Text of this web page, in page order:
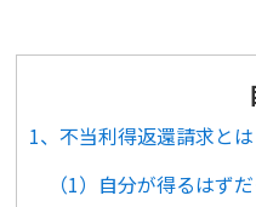
1、不当利得返還請求とは
（1）自分が得るはず